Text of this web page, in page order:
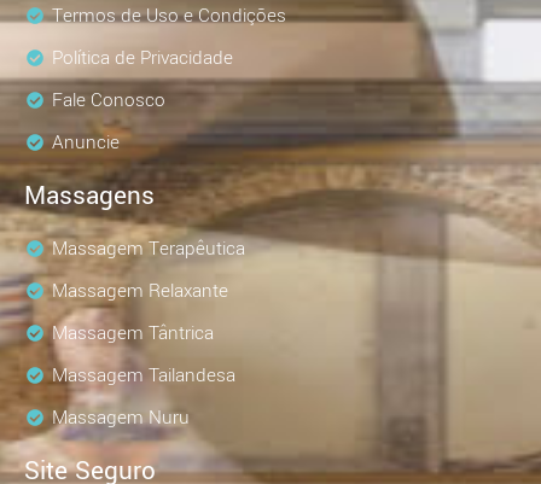
Termos de Uso e Condições
Política de Privacidade
Fale Conosco
Anuncie
Massagens
Massagem Terapêutica
Massagem Relaxante
Massagem Tântrica
Massagem Tailandesa
Massagem Nuru
Site Seguro